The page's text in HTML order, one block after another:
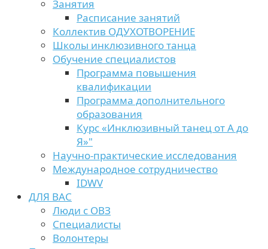
Занятия
Расписание занятий
Коллектив ОДУХОТВОРЕНИЕ
Школы инклюзивного танца
Обучение специалистов
Программа повышения
квалификации
Программа дополнительного
образования
Курс «Инклюзивный танец от А до
Я»"
Научно-практические исследования
Международное сотрудничество
IDWV
ДЛЯ ВАС
Люди с ОВЗ
Специалисты
Волонтеры